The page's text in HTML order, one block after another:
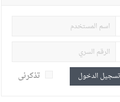
تسجيل الدخول تذكرنى